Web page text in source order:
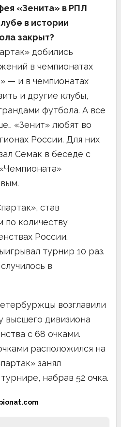
«Зенита» в РПЛ
в истории
закрыт?
добились
в чемпионатах
— и в чемпионатах
и другие клубы,
футбола. А все
«Зенит» любят во
России. Для них
Семак в беседе с
став
по количеству
России.
турнир 10 раз.
в
возглавили
высшего дивизиона
с 68 очками.
расположился на
занял
набрав 52 очка.